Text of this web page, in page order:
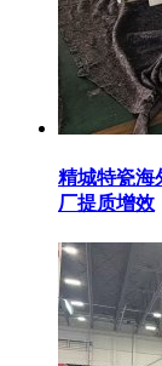
精城特瓷海
厂提质增效